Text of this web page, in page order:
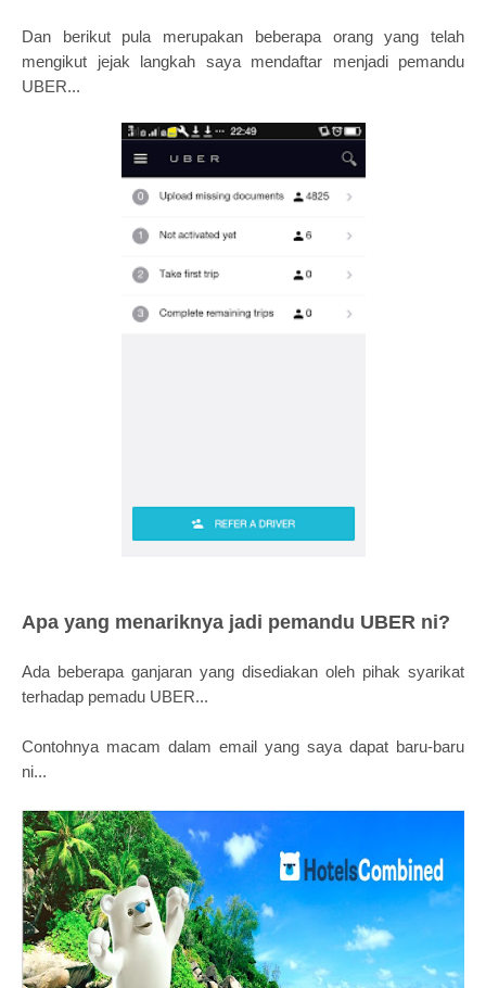
Dan berikut pula merupakan beberapa orang yang telah
mengikut jejak langkah saya mendaftar menjadi pemandu
UBER...
Apa yang menariknya jadi pemandu UBER ni?
Ada beberapa ganjaran yang disediakan oleh pihak syarikat
terhadap pemadu UBER...
Contohnya macam dalam email yang saya dapat baru-baru
ni...